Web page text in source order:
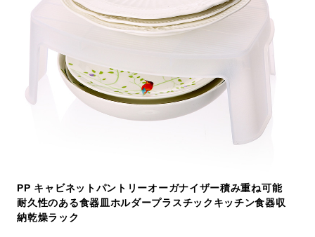
PP キャビネットパントリーオーガナイザー積み重ね可能
耐久性のある食器皿ホルダープラスチックキッチン食器収
納乾燥ラック